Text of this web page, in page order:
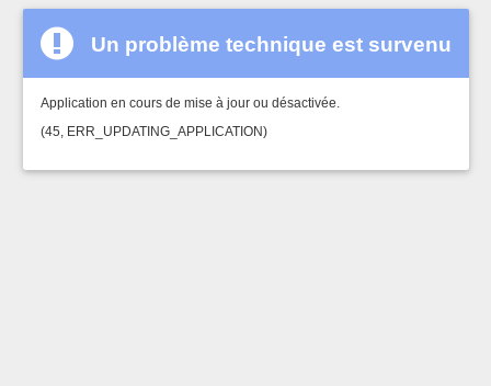
Un problème technique est survenu
Application en cours de mise à jour ou désactivée.
(45, ERR_UPDATING_APPLICATION)